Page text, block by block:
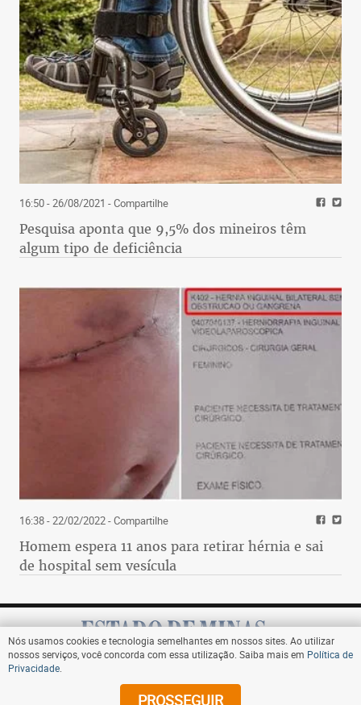
16:50 - 26/08/2021 - Compartilhe
Pesquisa aponta que 9,5% dos mineiros têm
algum tipo de deficiência
16:38 - 22/02/2022- Compartilhe
Homem espera 11 anos para retirar hérnia e sai
de hospital sem vesícula
Assine
Nós usamos cookies e tecnologia semelhantes em nossos sites. Ao utilizar
nossos serviços, você concorda com essa utilização. Saiba mais em Política de
Privacidade
PROSSEGUIR